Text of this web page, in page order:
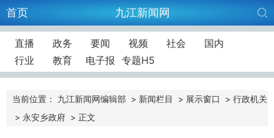
首页 九江新闻网
直播 政务 要闻 视频 社会
国内
行业
教育 电子报 专题H5
当前位置： 九江新闻网编辑部 > 新闻栏目 > 展示窗口 > 行政机关
> 永安乡政府 > 正文